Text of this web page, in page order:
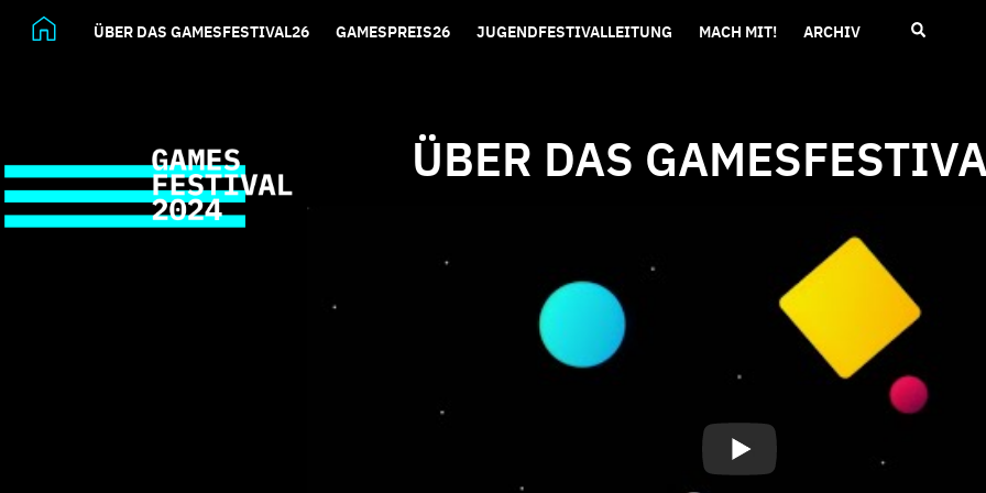
ÜBER DAS GAMESFESTIVAL26 GAMESPREIS26 JUGENDFESTIVALLEITUNG MACH MIT! ARCHIV
ÜBER DAS